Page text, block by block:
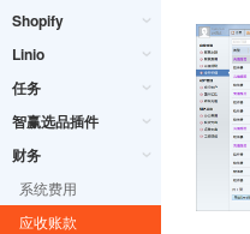
Shopify
Linio
任务
智赢选品插件
财务
系统费用
应收账款